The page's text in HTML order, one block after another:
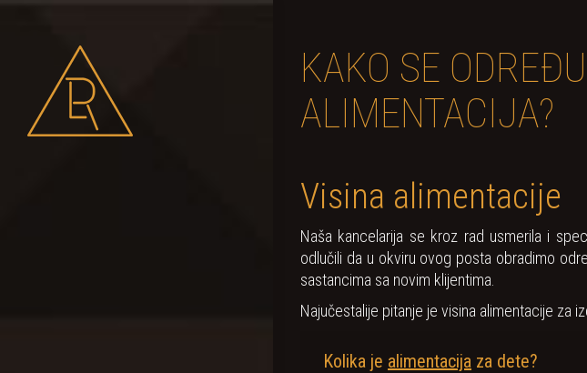
KAKO SE
ALIMENTACIJA?
Visina alimentacije
Naša kancelarija se kroz rad usmerila i
odlučili da u okviru ovog posta obradimo
sastancima sa novim klijentima.
Najučestalije pitanje je visina alimentacije za
Kolika je alimentacija za dete?